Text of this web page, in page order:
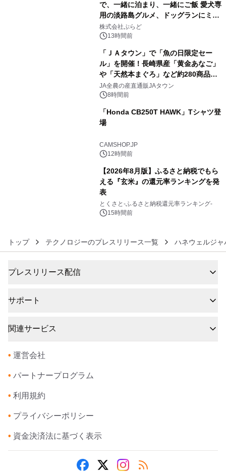
で、一緒に泊まり、一緒にご飯 愛犬専
用の淡路島グルメ、ドッグランにミニ
プール グランピングとトレーラーハウ
スの2施設で
株式会社ぷらど
13時間前
「ＪＡタウン」で「魚の日限定セー
ル」を開催！長崎県産「黄金あなご」
や「天然本まぐろ」など約280商品を
販売！～毎月１０日の定例企画～
JA全農の産直通販JAタウン
8時間前
「Honda CB250T HAWK」Tシャツ登
場
CAMSHOP.JP
12時間前
【2026年8月版】ふるさと納税でもら
える『玄米』の還元率ランキングを発
表
とくさと-ふるさと納税還元率ランキング-
15時間前
トップ テクノロジーのプレスリリース一覧 ハネウェルジ
プレスリリース配信
サポート
関連サービス
• 運営会社
• パートナープログラム
• 利用規約
• プライバシーポリシー
• 資金決済法に基づく表示